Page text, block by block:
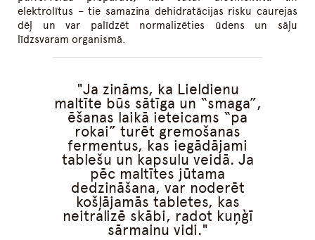
elektrolītus – tie samazina dehidratācijas risku caurejas
dēļ un var palīdzēt normalizēties ūdens un sāļu
līdzsvaram organismā.
Ja zināms, ka Lieldienu
maltīte būs sātīga un “smaga”,
ēšanas laikā ieteicams “pa
rokai” turēt gremošanas
fermentus, kas iegādājami
tablešu un kapsulu veidā. Ja
pēc maltītes jūtama
dedzināšana, var noderēt
košļājamās tabletes, kas
neitralizē skābi, radot kuņģī
sārmainu vidi.